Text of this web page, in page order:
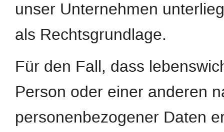
unser Unternehmen
als Rechtsgrundlage.
Für den Fall, dass
Person oder einer anderen
personenbezogener Daten